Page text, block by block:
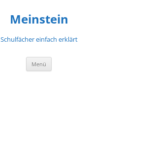
Meinstein
Schulfächer einfach erklärt
Menü